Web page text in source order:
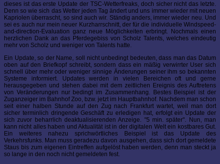
dieses ist das erste Update der TSC-Wetterfreaks, doch sicher nicht das letzte.
Denn so wie sich das Wetter jeden Tag ändert und uns immer wieder mit neuen
Kapriolen überrascht, so sind auch wir. Ständig anders, immer wieder neu. Und
sei es auch nur mein neuer Kurzharrschnitt, der für die individuelle Windspeed-
and-direction-Evaluation ganz neue Möglichkeiten erbringt. Nochmals einen
herzlichen Dank an das Pferdegebiss von Scholz Talents, welches eindeutig
mehr von Scholz und weniger von Talents hatte.
Ein Update, so der Name, soll nicht unbedingt bedeuten, dass man das Datum
oben auf den Briefkopf schreibt, sondern dass ein mäßig verwirrter User sich
schnell über mehr oder weniger sinnige Änderungen seiner ihm so bekannten
Systeme informiert. Updates werden in vielen Bereichen oft und gerne
herausgegeben und stehen dabei mit dem zeitlichen Ereignis des Auftretens
von Veränderungen nur bedingt im Zusammenhang. Bestes Beispiel ist der
Zuganzeiger im Bahnhof Zoo, bzw. jetzt im Hauptbahnhof. Nachdem man schon
seit einer halben Stunde auf den Zug nach Frankfurt wartet, weil man dort
sicher terminlich dringende Geschäft zu erledigen hat, erfolgt ein Update der
sich zuvor beharrlich deaktualisierenden Anzeige. "5 min. später". Nun, man
kann nicht alles haben und Aktualität ist in der digitalen Welt ein kostbares Gut.
Ein weiteres nahezu sprichwörtliches Beispiel ist das Update des
Verkehrsfunks. Man muss geradezu davon ausgehen, dass sich dort gemeldete
Staus bis zum eigenen Eintreffen aufgelöst haben werden, denn man steckt ja
so lange in den noch nicht gemeldeten fest.